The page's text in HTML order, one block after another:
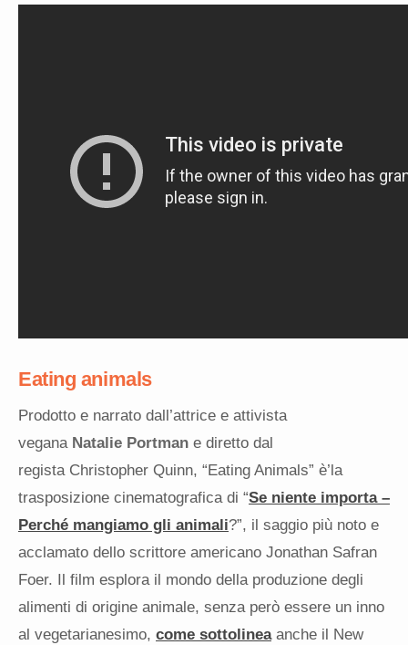
Eating animals
Prodotto e narrato dall’attrice e attivista
vegana Natalie Portman e diretto dal
regista Christopher Quinn, “Eating Animals” è’la
trasposizione cinematografica di “Se niente importa –
Perché mangiamo gli animali?”, il saggio più noto e
acclamato dello scrittore americano Jonathan Safran
Foer. Il film esplora il mondo della produzione degli
alimenti di origine animale, senza però essere un inno
al vegetarianesimo, come sottolineaanche il New